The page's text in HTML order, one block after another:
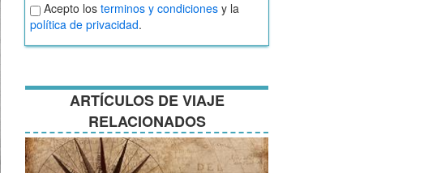
Aceptar
términos
y
condiciones
Acepto los terminos y condiciones y la
política de privacidad.
ARTÍCULOS DE VIAJE
RELACIONADOS